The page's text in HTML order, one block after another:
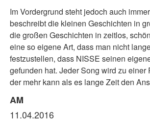
Im Vordergrund steht jedoch auch
beschreibt die kleinen Geschichten in
die großen Geschichten in zeitlos,
eine so eigene Art, dass man nicht
festzustellen, dass NISSE seinen
gefunden hat. Jeder Song wird zu einer
der mehr kann als es lange Zeit den
AM
11.04.2016